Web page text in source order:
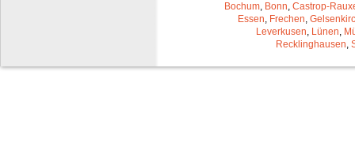
Bochum, Bonn, Castrop-
Essen, Frechen,
Leverkusen, Lünen,
Recklinghausen,